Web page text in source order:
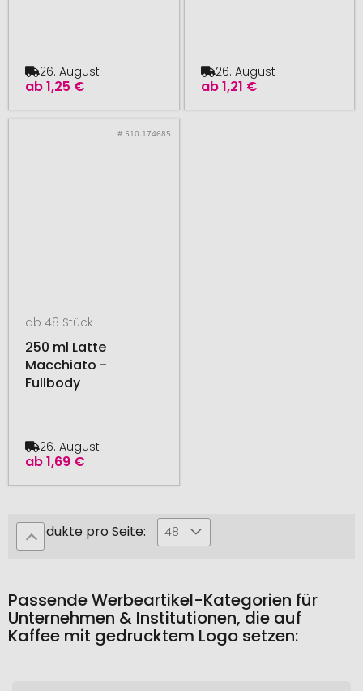
ab1,25 €
26. August
ab1,21 €
26. August
# 510.174685
ab 48 Stück
250 ml Latte
Macchiato -
Fullbody
ab1,69 €
26. August
Produkte pro Seite: 48
Passende Werbeartikel-Kategorien für
Unternehmen & Institutionen, die auf
Kaffee mit gedrucktem Logo setzen: